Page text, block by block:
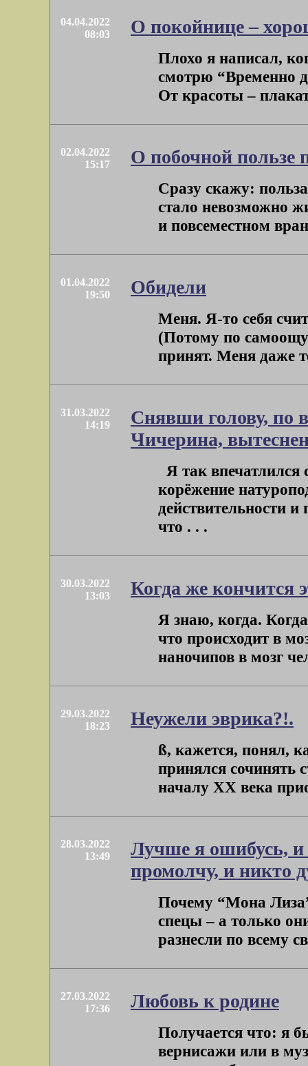
04.04.2022
08:03
О покойнице –
Плохо я написал,
смотрю “Временно
От красоты –
02.04.2022
15:17
О побочной пользе
Сразу скажу:
стало невозможно
и повсеместном
01.04.2022
19:50
Обидели
Меня. Я-то себя
(Потому по
принят. Меня даже
31.03.2022
14:19
Снявши голову, по
Чичерина,
Я так
корёжение
действительности и
что . . .
30.03.2022
13:03
Когда же кончится
Я знаю, когда.
что происходит в
наночипов в мозг
29.03.2022
18:23
Неужели эврика?!.
ß, кажется, понял,
принялся сочинять
началу ХХ века
28.03.2022
13:49
Лучше я ошибусь, и
промолчу, и никто
Почему “Мона
спецы – а только
разнесли по всему
27.03.2022
17:36
Любовь к родине
Получается что: я
вернисажи или в